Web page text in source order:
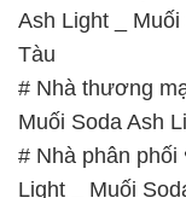
Ash Light _
Tàu
# Nhà thương
Muối Soda Ash
# Nhà phân phối
Light _ Muối